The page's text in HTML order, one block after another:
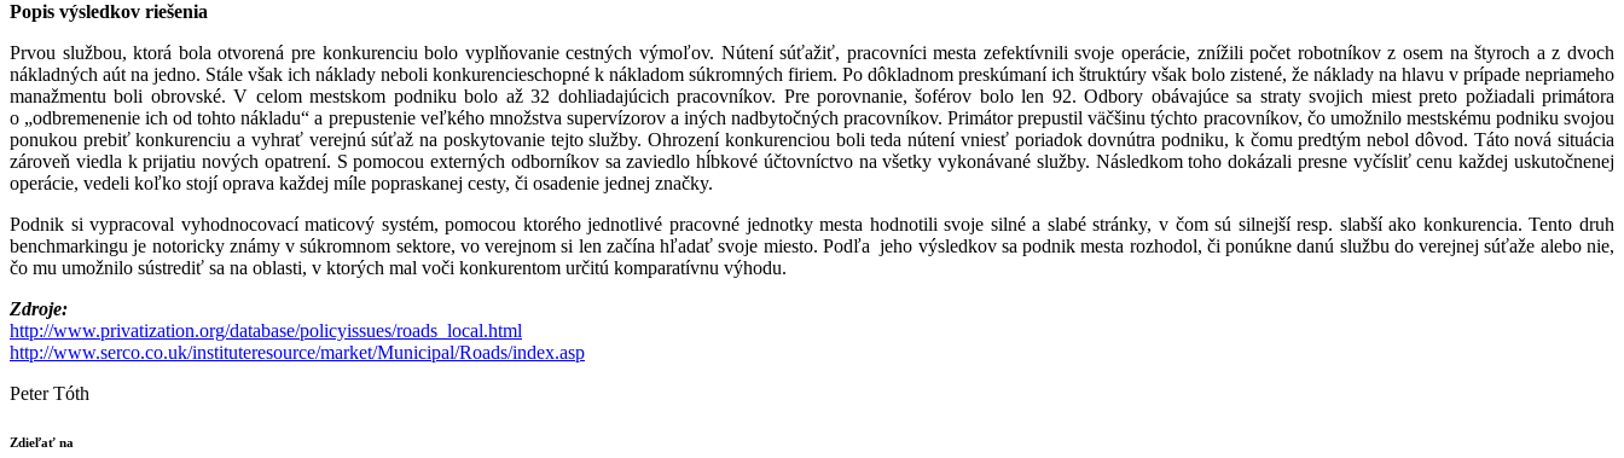
Popis výsledkov riešenia
Prvou službou, ktorá bola otvorená pre konkurenciu bolo vyplňovanie cestných výmoľov. Nútení súťažiť, pracovníci mesta zefektívnili svoje operácie, znížili počet robotníkov z osem na štyroch a z dvoch
nákladných aút na jedno. Stále však ich náklady neboli konkurencieschopné k nákladom súkromných firiem. Po dôkladnom preskúmaní ich štruktúry však bolo zistené, že náklady na hlavu v prípade nepriameho
manažmentu boli obrovské. V celom mestskom podniku bolo až 32 dohliadajúcich pracovníkov. Pre porovnanie, šoférov bolo len 92. Odbory obávajúce sa straty svojich miest preto požiadali primátora
o „odbremenenie ich od tohto nákladu“ a prepustenie veľkého množstva supervízorov a iných nadbytočných pracovníkov. Primátor prepustil väčšinu týchto pracovníkov, čo umožnilo mestskému podniku svojou
ponukou prebiť konkurenciu a vyhrať verejnú súťaž na poskytovanie tejto služby. Ohrození konkurenciou boli teda nútení vniesť poriadok dovnútra podniku, k čomu predtým nebol dôvod. Táto nová situácia
zároveň viedla k prijatiu nových opatrení. S pomocou externých odborníkov sa zaviedlo hĺbkové účtovníctvo na všetky vykonávané služby. Následkom toho dokázali presne vyčísliť cenu každej uskutočnenej
operácie, vedeli koľko stojí oprava každej míle popraskanej cesty, či osadenie jednej značky.
Podnik si vypracoval vyhodnocovací maticový systém, pomocou ktorého jednotlivé pracovné jednotky mesta hodnotili svoje silné a slabé stránky, v čom sú silnejší resp. slabší ako konkurencia. Tento druh
benchmarkingu je notoricky známy v súkromnom sektore, vo verejnom si len začína hľadať svoje miesto. Podľa jeho výsledkov sa podnik mesta rozhodol, či ponúkne danú službu do verejnej súťaže alebo nie,
čo mu umožnilo sústrediť sa na oblasti, v ktorých mal voči konkurentom určitú komparatívnu výhodu.
Zdroje:
http://www.privatization.org/database/policyissues/roads_local.html
http://www.serco.co.uk/instituteresource/market/Municipal/Roads/index.asp
Peter Tóth
Zdieľať na